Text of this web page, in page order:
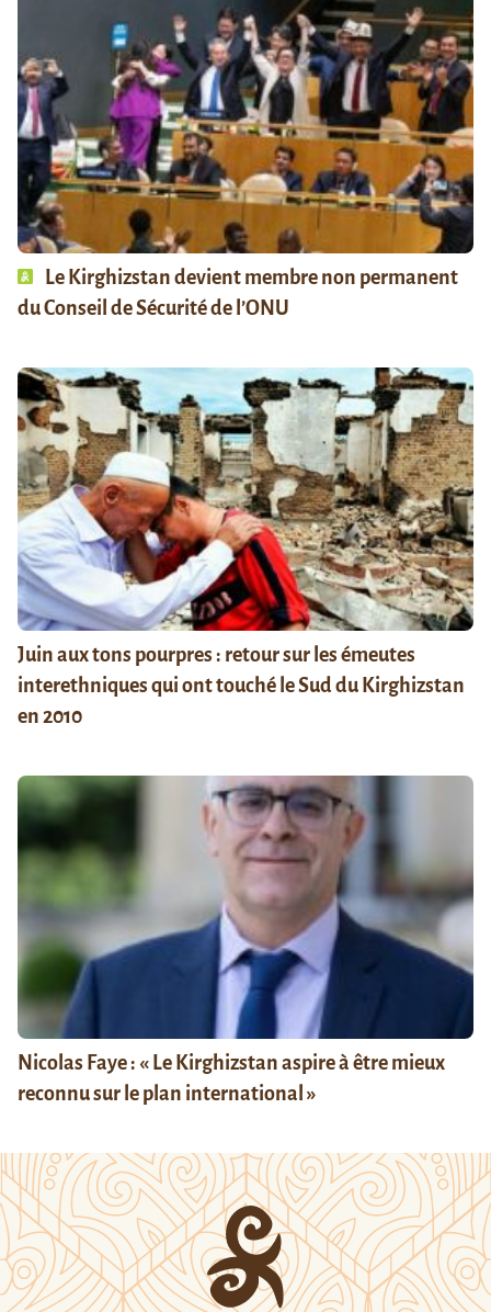
Le Kirghizstan devient membre non permanent
du Conseil de Sécurité de l’ONU
Juin aux tons pourpres : retour sur les émeutes
interethniques qui ont touché le Sud du Kirghizstan
en 2010
Nicolas Faye : « Le Kirghizstan aspire à être mieux
reconnu sur le plan international »